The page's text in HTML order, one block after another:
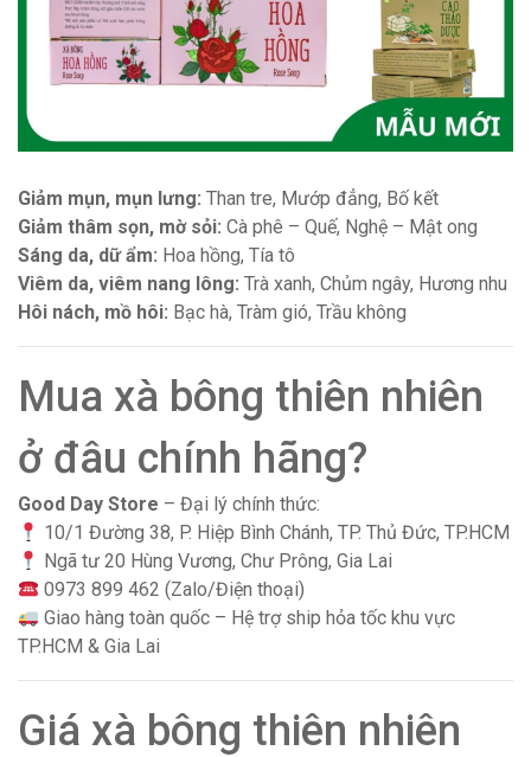
Giảm mụn, mụn lưng: Than tre, Mướp đẳng, Bố kết
Giảm thâm sọn, mờ sỏi: Cà phê – Quế, Nghệ – Mật ong
Sáng da, dữ ẩm: Hoa hồng, Tía tô
Viêm da, viêm nang lông: Trà xanh, Chủm ngây, Hương nhu
Hôi nách, mồ hôi: Bạc hà, Tràm gió, Trầu không
Mua xà bông thiên nhiên
ở đâu chính hãng?
Good Day Store – Đại lý chính thức:
10/1 Đường 38, P. Hiệp Bình Chánh, TP. Thủ Đức, TP.HCM
Ngã tư 20 Hùng Vương, Chư Prông, Gia Lai
0973 899 462 (Zalo/Điện thoại)
Giao hàng toàn quốc – Hệ trợ ship hỏa tốc khu vực
TP.HCM & Gia Lai
Giá xà bông thiên nhiên